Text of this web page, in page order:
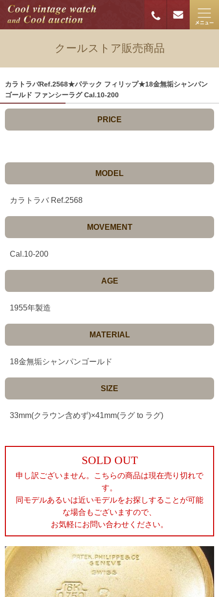
クールストア販売商品
カラトラバRef.2568★パテック フィリップ★18金無垢シャンパン
ゴールド ファンシーラグ Cal.10-200
PRICE
MODEL
カラトラバ Ref.2568
MOVEMENT
Cal.10-200
AGE
1955年製造
MATERIAL
18金無垢シャンパンゴールド
SIZE
33mm(クラウン含めず)×41mm(ラグ to ラグ)
SOLD OUT
申し訳ございません。こちらの商品は現在売り切れで
す。
同モデルあるいは近いモデルをお探しすることが可能
な場合もございますので、
お気軽にお問い合わせください。